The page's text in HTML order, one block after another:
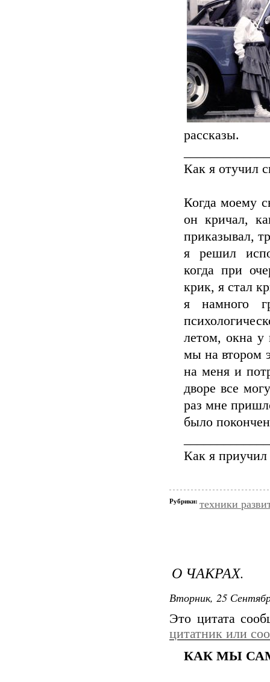
рассказы.
Как я отучил
Когда моему
он кричал,
приказывал,
я решил
когда при
крик, я стал
я намного
летом, окна
мы на втором
на меня и
дворе все
раз мне
было
Как я
Рубрики: техники
О ЧАКРАХ.
Вторник, 25
Это цитата
цитатник или
КАК МЫ